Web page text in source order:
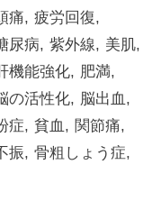
痛
疲労回復
尿病 紫外線
美肌
機能強化
肥満
の活性化
脳出血
症 貧血
関節痛
振
骨粗しょう症